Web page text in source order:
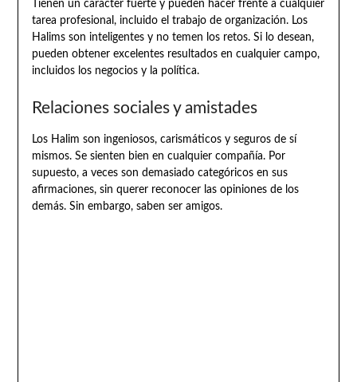
Tienen un carácter fuerte y pueden hacer frente a cualquier
tarea profesional, incluido el trabajo de organización. Los
Halims son inteligentes y no temen los retos. Si lo desean,
pueden obtener excelentes resultados en cualquier campo,
incluidos los negocios y la política.
Relaciones sociales y amistades
Los Halim son ingeniosos, carismáticos y seguros de sí
mismos. Se sienten bien en cualquier compañía. Por
supuesto, a veces son demasiado categóricos en sus
afirmaciones, sin querer reconocer las opiniones de los
demás. Sin embargo, saben ser amigos.